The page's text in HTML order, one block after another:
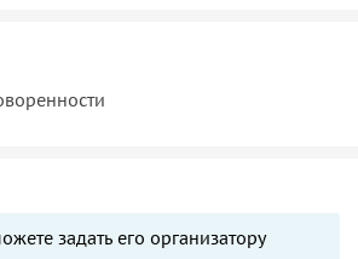
задать его организатору